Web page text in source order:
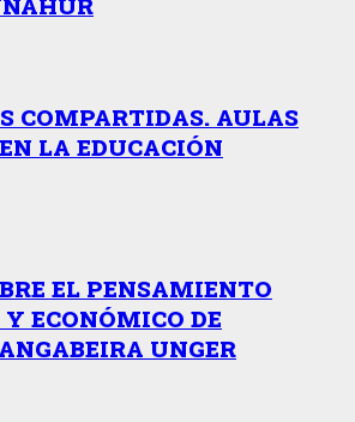
COMPARTIDAS. AULAS
LA EDUCACIÓN
EL PENSAMIENTO
ECONÓMICO DE
UNGER